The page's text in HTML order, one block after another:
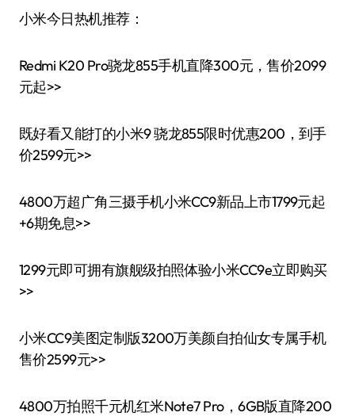
小米今日热机推荐：
Redmi K20 Pro骁龙855手机直降300元，售价2099
元起>>
既好看又能打的小米9 骁龙855限时优惠200，到手
价2599元>>
4800万超广角三摄手机小米CC9新品上市1799元起
+6期免息>>
1299元即可拥有旗舰级拍照体验小米CC9e立即购买
>>
小米CC9美图定制版3200万美颜自拍仙女专属手机
售价2599元>>
4800万拍照千元机红米Note7 Pro，6GB版直降200